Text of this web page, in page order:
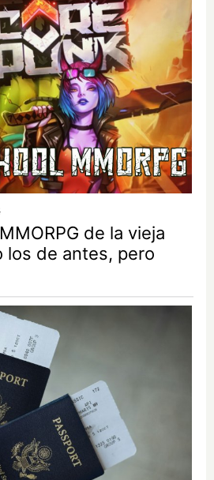
de la vieja
los de antes, pero